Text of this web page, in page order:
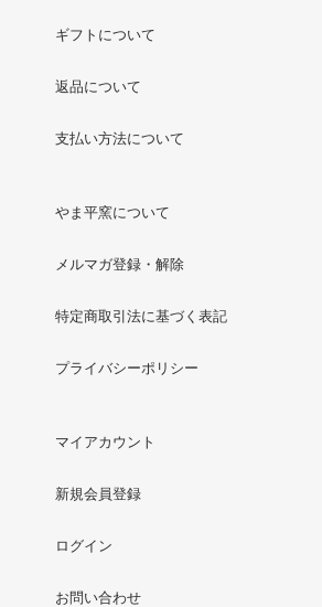
ギフトについて
返品について
支払い方法について
やま平窯について
メルマガ登録・解除
特定商取引法に基づく表記
プライバシーポリシー
マイアカウント
新規会員登録
ログイン
お問い合わせ